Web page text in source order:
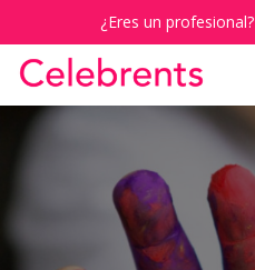
¿Eres un profesional?